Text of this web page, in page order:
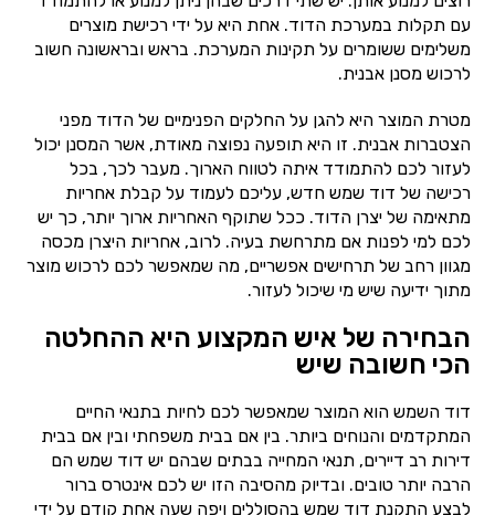
עם תקלות במערכת הדוד. אחת היא על ידי רכישת מוצרים
משלימים ששומרים על תקינות המערכת. בראש ובראשונה חשוב
לרכוש מסנן אבנית.
מטרת המוצר היא להגן על החלקים הפנימיים של הדוד מפני
הצטברות אבנית. זו היא תופעה נפוצה מאודת, אשר המסנן יכול
לעזור לכם להתמודד איתה לטווח הארוך. מעבר לכך, בכל
רכישה של דוד שמש חדש, עליכם לעמוד על קבלת אחריות
מתאימה של יצרן הדוד. ככל שתוקף האחריות ארוך יותר, כך יש
לכם למי לפנות אם מתרחשת בעיה. לרוב, אחריות היצרן מכסה
מגוון רחב של תרחישים אפשריים, מה שמאפשר לכם לרכוש מוצר
מתוך ידיעה שיש מי שיכול לעזור.
הבחירה של איש המקצוע היא ההחלטה
הכי חשובה שיש
דוד השמש הוא המוצר שמאפשר לכם לחיות בתנאי החיים
המתקדמים והנוחים ביותר. בין אם בבית משפחתי ובין אם בבית
דירות רב דיירים, תנאי המחייה בבתים שבהם יש דוד שמש הם
הרבה יותר טובים. ובדיוק מהסיבה הזו יש לכם אינטרס ברור
לבצע התקנת דוד שמש בהסוללים ויפה שעה אחת קודם על ידי